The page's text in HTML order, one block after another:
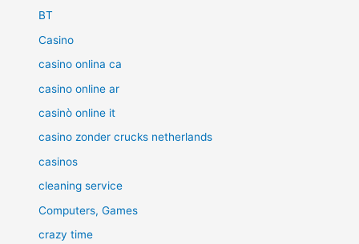
BT
Casino
casino onlina ca
casino online ar
casinò online it
casino zonder crucks netherlands
casinos
cleaning service
Computers, Games
crazy time